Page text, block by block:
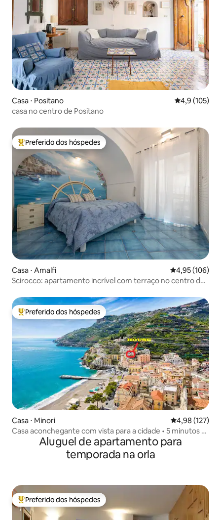
Casa ⋅ Positano 4,9 de uma
4,9 (105)
casa no centro de Positano
Entre os melhores preferidos dos hóspedes
Preferido dos hóspedes
Casa ⋅ Amalfi 4,95 de uma
4,95 (106)
Scirocco: apartamento incrível com terraço no centro da
Entre os melhores preferidos dos hóspedes
Preferido dos hóspedes
Casa ⋅ Minori 4,98 de uma
4,98 (127)
Casa aconchegante com vista para a cidade • 5 minutos a
pé da praia!Aluguel de apartamento para
temporada na orla
Entre os melhores preferidos dos hóspedes
Preferido dos hóspedes